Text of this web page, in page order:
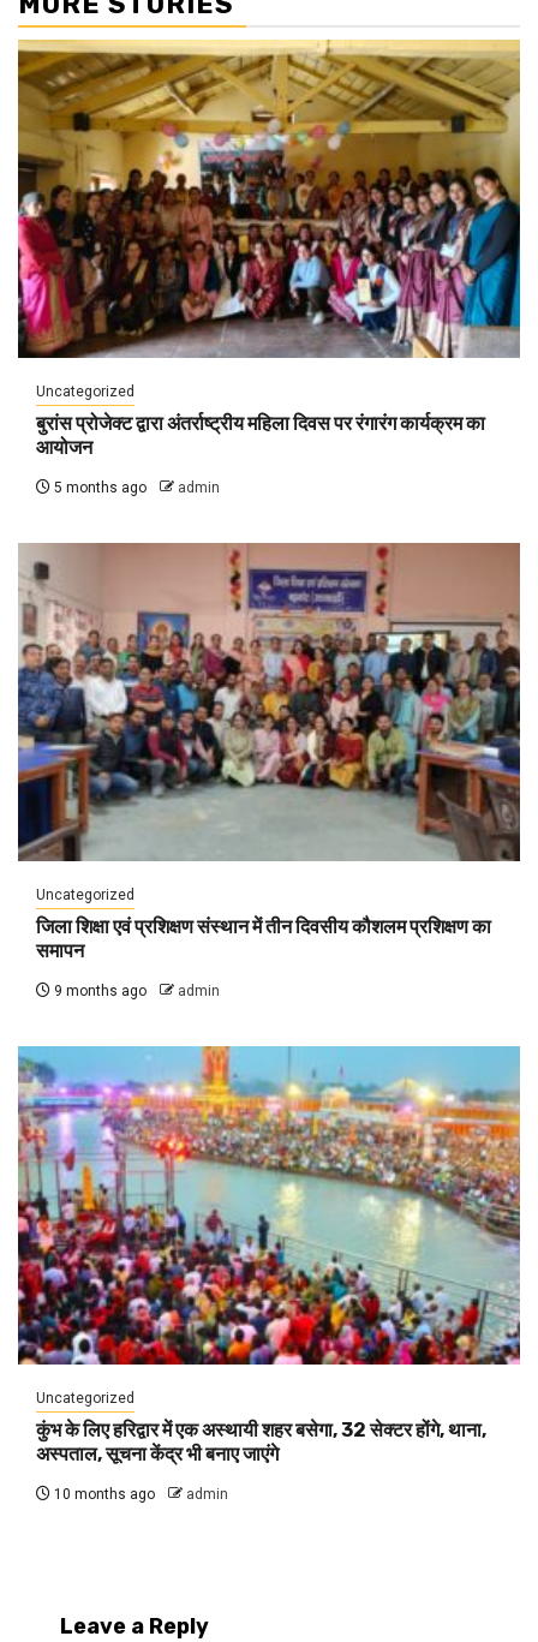
Uncategorized
बुरांस प्रोजेक्ट द्वारा अंतर्राष्ट्रीय महिला दिवस पर रंगारंग कार्यक्रम का
आयोजन
5 months ago admin
Uncategorized
जिला शिक्षा एवं प्रशिक्षण संस्थान में तीन दिवसीय कौशलम प्रशिक्षण का
समापन
9 months ago admin
Uncategorized
कुंभ के लिए हरिद्वार में एक अस्थायी शहर बसेगा, 32 सेक्टर होंगे, थाना,
अस्पताल, सूचना केंद्र भी बनाए जाएंगे
10 months ago admin
Leave a Reply